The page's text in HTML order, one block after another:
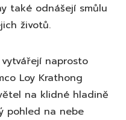
také odnášejí smůlu
životů.
naprosto
Loy Krathong
na klidné hladině
pohled na nebe